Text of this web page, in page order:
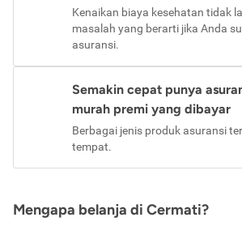
Kenaikan biaya kesehatan tidak
masalah yang berarti jika Anda
asuransi.
Semakin cepat punya
murah premi yang dibayar
Berbagai jenis produk asuransi
tempat.
Mengapa belanja di Cermati?